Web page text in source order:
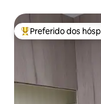
Entre os melhores
Preferido dos